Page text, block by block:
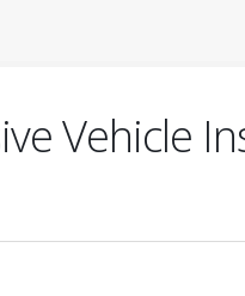
Vehicle